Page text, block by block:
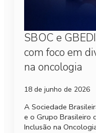
SBOC e
com foco em
na oncologia
18 de junho de 2026
A Sociedade
e o Grupo Brasileiro
Inclusão na